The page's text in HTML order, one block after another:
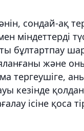
сондай-ақ
бұлтартпау
және
тергеушіге,
кезінде
ісіне қоса